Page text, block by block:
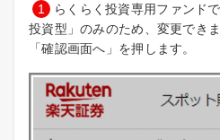
1
らくらく投資専用ファンド
投資型」のみのため、変更できま
「確認画面へ」を押します。